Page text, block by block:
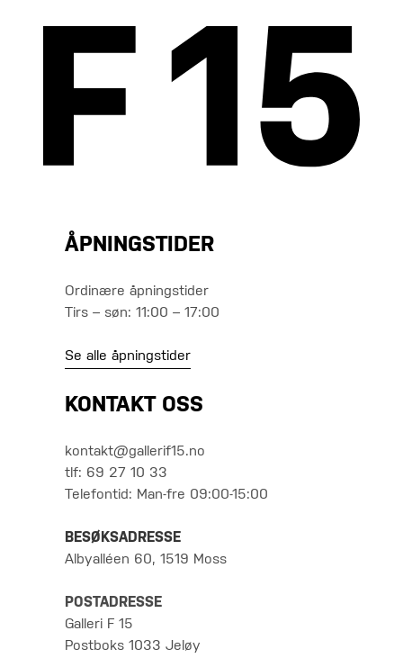
ÅPNINGSTIDER
Ordinære åpningstider
Tirs – søn: 11:00 – 17:00
Se alle åpningstider
KONTAKT OSS
kontakt@gallerif15.no
tlf: 69 27 10 33
Telefontid: Man-fre 09:00-15:00
BESØKSADRESSE
Albyalléen 60, 1519 Moss
POSTADRESSE
Galleri F 15
Postboks 1033 Jeløy